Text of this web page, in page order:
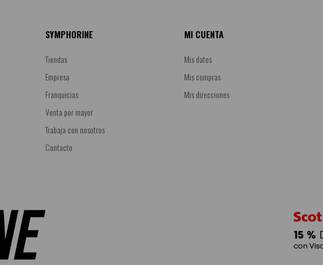
SYMPHORINE
Tiendas
Empresa
Franquicias
Venta por mayor
Trabaja con nosotros
Contacto
MI CUENTA
Mis datos
Mis compras
Mis direcciones